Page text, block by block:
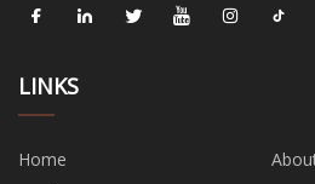
LINKS
Home